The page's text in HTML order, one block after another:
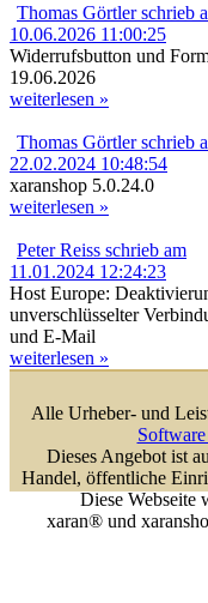
Thomas Görtler schrieb
10.06.2026 11:00:25
Widerrufsbutton und
19.06.2026
weiterlesen »
Thomas Görtler schrieb
22.02.2024 10:48:54
xaranshop 5.0.24.0
weiterlesen »
Peter Reiss schrieb am
11.01.2024 12:24:23
Host Europe:
unverschlüsselter
und E-Mail
weiterlesen »
Alle Urheber- und
Dieses Angebot ist
Handel, öffentliche
Diese Webseite
xaran® und